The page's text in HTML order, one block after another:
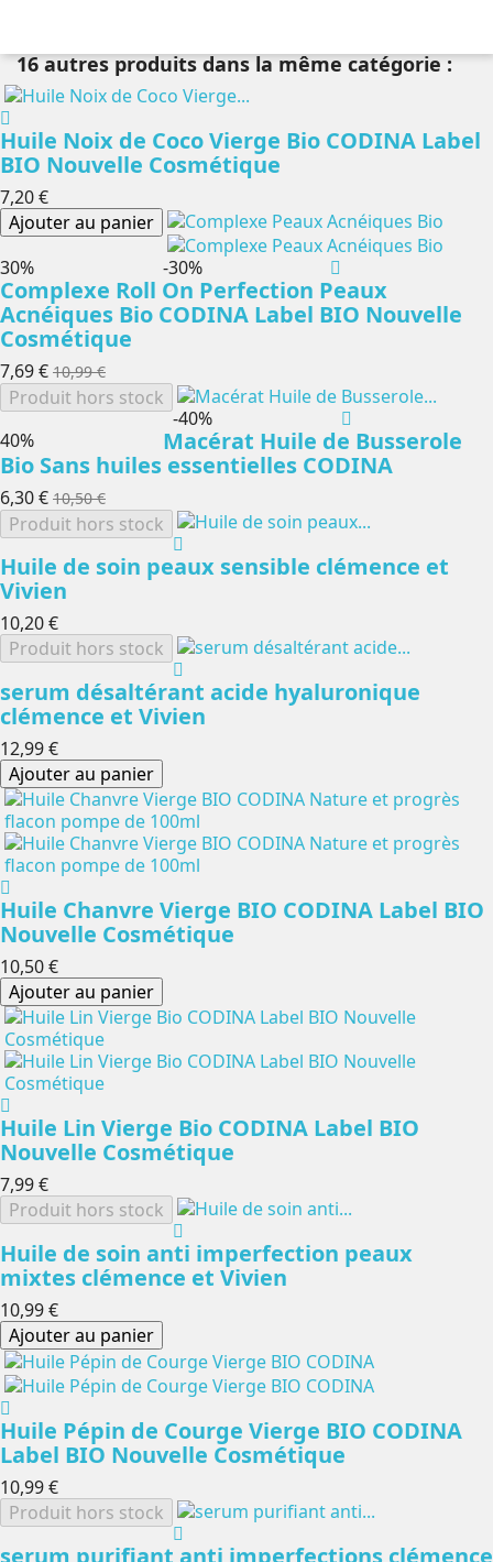
16 autres produits dans la même catégorie :
Huile Noix de Coco Vierge Bio CODINA Label
BIO Nouvelle Cosmétique
7,20 €
Ajouter au panier
-30%
Complexe Roll On Perfection Peaux
Acnéiques Bio CODINA Label BIO Nouvelle
Cosmétique
7,69 € 10,99 €
Produit hors stock
-40%
Macérat Huile de Busserole
Bio Sans huiles essentielles CODINA
6,30 € 10,50 €
Produit hors stock
Huile de soin peaux sensible clémence et
Vivien
10,20 €
Produit hors stock
serum désaltérant acide hyaluronique
clémence et Vivien
12,99 €
Ajouter au panier
Huile Chanvre Vierge BIO CODINA Label BIO
Nouvelle Cosmétique
10,50 €
Ajouter au panier
Huile Lin Vierge Bio CODINA Label BIO
Nouvelle Cosmétique
7,99 €
Produit hors stock
Huile de soin anti imperfection peaux
mixtes clémence et Vivien
10,99 €
Ajouter au panier
Huile Pépin de Courge Vierge BIO CODINA
Label BIO Nouvelle Cosmétique
10,99 €
Produit hors stock
serum purifiant anti imperfections clémence